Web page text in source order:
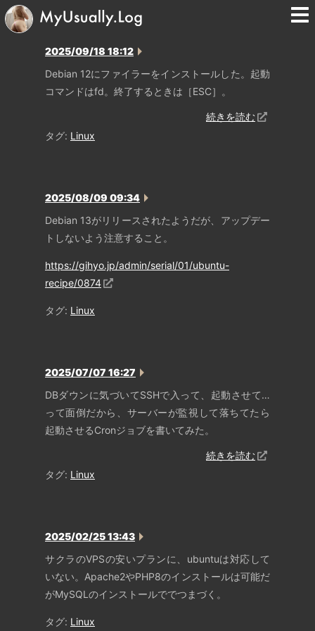
2025/09/18 18:12
Debian 12にファイラーをインストールした。起動
コマンドはfd。終了するときは［ESC］。
続きを読む
タグ: Linux
2025/08/09 09:34
Debian 13がリリースされたようだが、アップデー
トしないよう注意すること。
https://gihyo.jp/admin/serial/01/ubuntu-
recipe/0874
タグ: Linux
2025/07/07 16:27
DBダウンに気づいてSSHで入って、起動させて…
って面倒だから、サーバーが監視して落ちてたら
起動させるCronジョブを書いてみた。
続きを読む
タグ: Linux
2025/02/25 13:43
サクラのVPSの安いプランに、ubuntuは対応して
いない。Apache2やPHP8のインストールは可能だ
がMySQLのインストールででつまづく。
タグ: Linux